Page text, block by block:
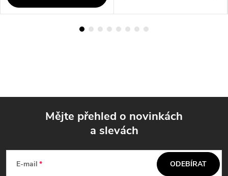
Mějte přehled o novinkách
a slevách
E-mail ODEBÍRAT